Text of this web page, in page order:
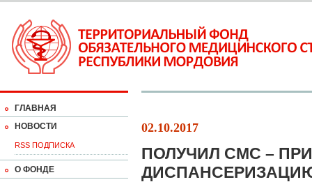
ГЛАВНАЯ
НОВОСТИ
RSS ПОДПИСКА
О ФОНДЕ
02.10.2017
ПОЛУЧИЛ СМС –